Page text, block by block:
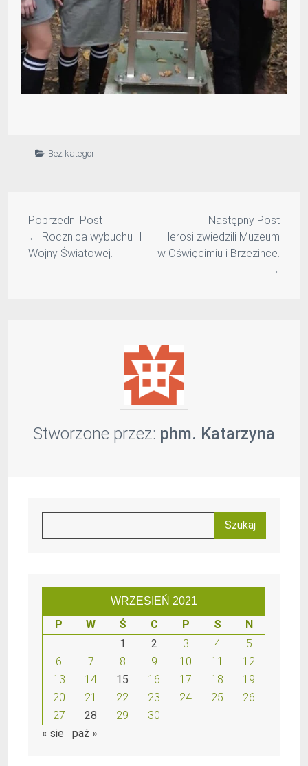
Bez kategorii
Poprzedni Post
← Rocznica wybuchu II
Wojny Światowej.
Następny Post
Herosi zwiedzili Muzeum
w Oświęcimiu i Brzezince.
→
Stworzone przez: phm. Katarzyna
WRZESIEŃ 2021
P W Ś C P S
N
1
2 3 4
5
6
7 8 9 10 11
12
13
14 15 16 17 18
19
20
21 22 23 24 25
26
27
28 29
30
« sie
paź »